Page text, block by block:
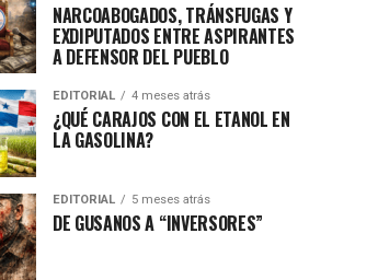
NARCOABOGADOS, TRÁNSFUGAS Y
EXDIPUTADOS ENTRE ASPIRANTES
A DEFENSOR DEL PUEBLO
EDITORIAL 4 meses atrás
¿QUÉ CARAJOS CON EL ETANOL EN
LA GASOLINA?
EDITORIAL 5 meses atrás
DE GUSANOS A “INVERSORES”